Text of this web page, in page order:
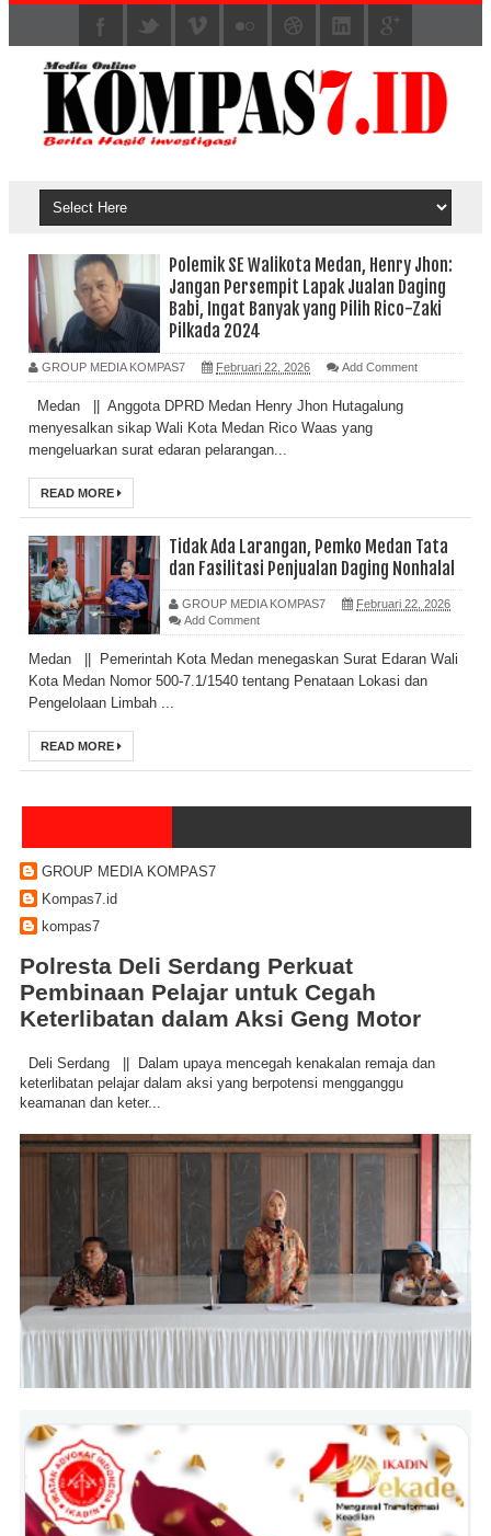
Polemik SE Walikota Medan, Henry Jhon:
Jangan Persempit Lapak Jualan Daging
Babi, Ingat Banyak yang Pilih Rico-Zaki
Pilkada 2024
GROUP MEDIA KOMPAS7 Februari 22, 2026 Add Comment
Medan || Anggota DPRD Medan Henry Jhon Hutagalung
menyesalkan sikap Wali Kota Medan Rico Waas yang
mengeluarkan surat edaran pelarangan...
READ MORE
Tidak Ada Larangan, Pemko Medan Tata
dan Fasilitasi Penjualan Daging Nonhalal
GROUP MEDIA KOMPAS7
Februari 22, 2026
Add Comment
Medan || Pemerintah Kota Medan menegaskan Surat Edaran Wali
Kota Medan Nomor 500-7.1/1540 tentang Penataan Lokasi dan
Pengelolaan Limbah ...
READ MORE
GROUP MEDIA KOMPAS7
Kompas7.id
kompas7
Polresta Deli Serdang Perkuat
Pembinaan Pelajar untuk Cegah
Keterlibatan dalam Aksi Geng Motor
Deli Serdang || Dalam upaya mencegah kenakalan remaja dan
keterlibatan pelajar dalam aksi yang berpotensi mengganggu
keamanan dan keter...